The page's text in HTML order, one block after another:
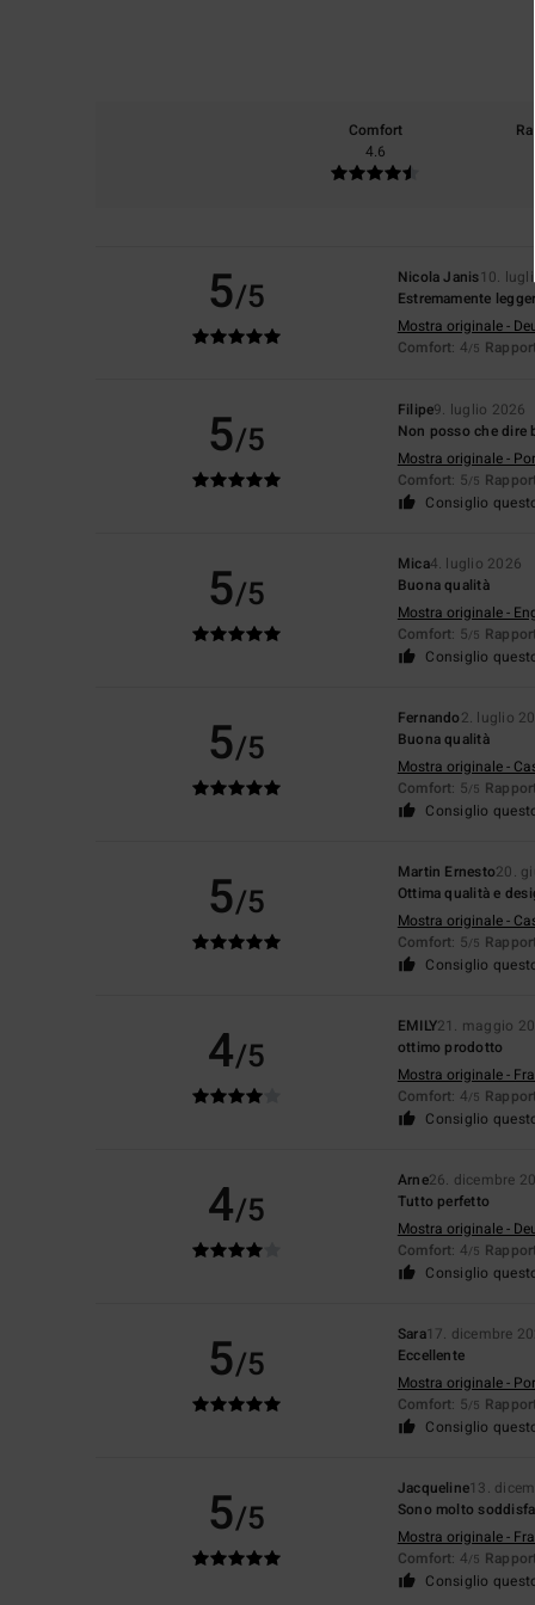
Comfort
4.6
5/5 Nicola Janis10.
Estremamente
Mostra originale -
Comfort: 4/5
5/5
Filipe9. luglio 2026
Non posso che dire
Mostra originale -
Comfort: 5/5
Consiglio
5/5
Mica4. luglio 2026
Buona qualità
Mostra originale -
Comfort: 5/5
Consiglio
5/5
Fernando2. luglio
Buona qualità
Mostra originale -
Comfort: 5/5
Consiglio
5/5
Martin Ernesto20.
Ottima qualità e
Mostra originale -
Comfort: 5/5
Consiglio
4/5
EMILY21. maggio
ottimo prodotto
Mostra originale -
Comfort: 4/5
Consiglio
4/5
Arne26. dicembre
Tutto perfetto
Mostra originale -
Comfort: 4/5
Consiglio
5/5
Sara17. dicembre
Eccellente
Mostra originale -
Comfort: 5/5
Consiglio
5/5
Jacqueline13.
Sono molto
Mostra originale -
Comfort: 4/5
Consiglio